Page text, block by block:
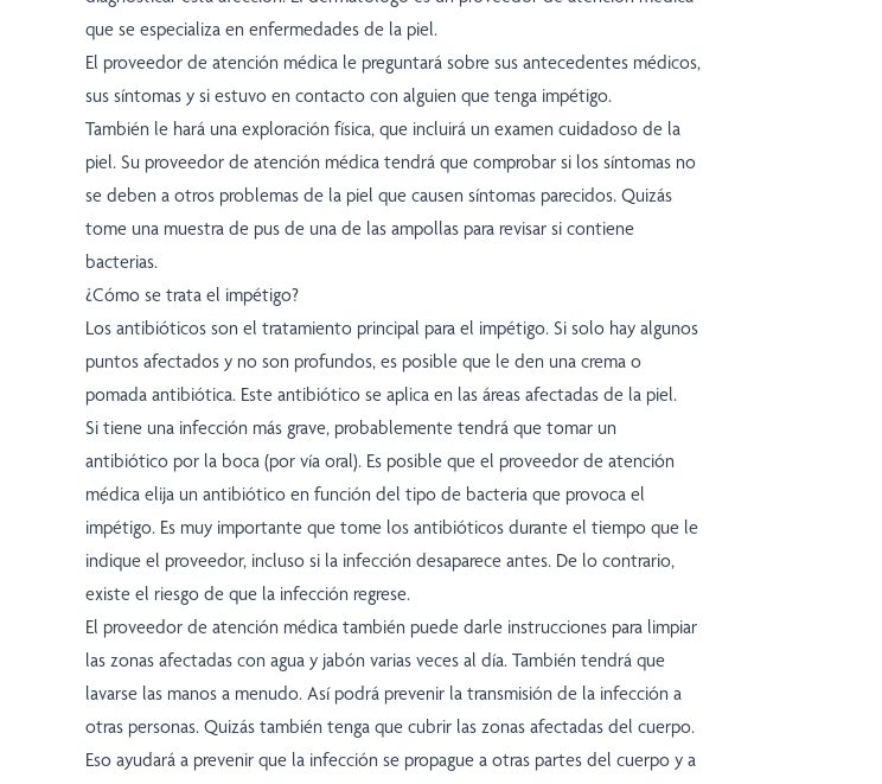
que se especializa en enfermedades de la piel.
El proveedor de atención médica le preguntará sobre sus antecedentes médicos,
sus síntomas y si estuvo en contacto con alguien que tenga impétigo.
También le hará una exploración física, que incluirá un examen cuidadoso de la
piel. Su proveedor de atención médica tendrá que comprobar si los síntomas no
se deben a otros problemas de la piel que causen síntomas parecidos. Quizás
tome una muestra de pus de una de las ampollas para revisar si contiene
bacterias.
¿Cómo se trata el impétigo?
Los antibióticos son el tratamiento principal para el impétigo. Si solo hay algunos
puntos afectados y no son profundos, es posible que le den una crema o
pomada antibiótica. Este antibiótico se aplica en las áreas afectadas de la piel.
Si tiene una infección más grave, probablemente tendrá que tomar un
antibiótico por la boca (por vía oral). Es posible que el proveedor de atención
médica elija un antibiótico en función del tipo de bacteria que provoca el
impétigo. Es muy importante que tome los antibióticos durante el tiempo que le
indique el proveedor, incluso si la infección desaparece antes. De lo contrario,
existe el riesgo de que la infección regrese.
El proveedor de atención médica también puede darle instrucciones para limpiar
las zonas afectadas con agua y jabón varias veces al día. También tendrá que
lavarse las manos a menudo. Así podrá prevenir la transmisión de la infección a
otras personas. Quizás también tenga que cubrir las zonas afectadas del cuerpo.
Eso ayudará a prevenir que la infección se propague a otras partes del cuerpo y a